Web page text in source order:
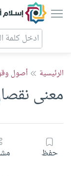
الرئيسية أصول
معنى
حفظ